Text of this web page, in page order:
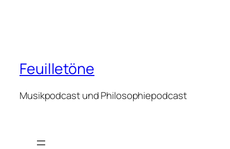
Feuilletöne
Musikpodcast und Philosophiepodcast